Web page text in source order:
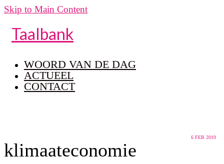
Skip to Main Content
Taalbank
WOORD VAN DE DAG
ACTUEEL
CONTACT
6 FEB 2019
klimaateconomie